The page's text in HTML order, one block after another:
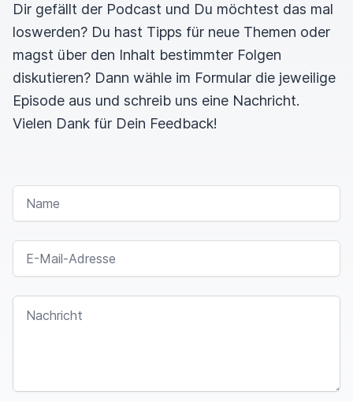
Dir gefällt der Podcast und Du möchtest das mal
loswerden? Du hast Tipps für neue Themen oder
magst über den Inhalt bestimmter Folgen
diskutieren? Dann wähle im Formular die jeweilige
Episode aus und schreib uns eine Nachricht.
Vielen Dank für Dein Feedback!
NAME
E-MAIL-ADRESSE
NACHRICHT